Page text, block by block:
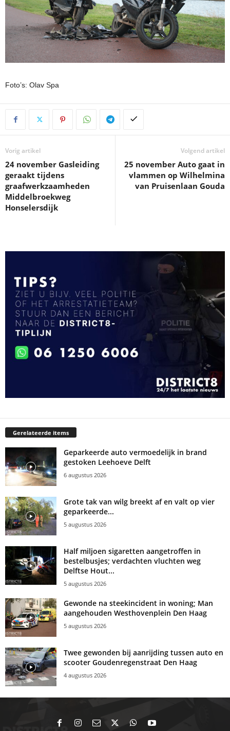
Foto’s: Olav Spa
Vorig artikel
24 november Gasleiding
geraakt tijdens
graafwerkzaamheden
Middelbroekweg
Honselersdijk
Volgend artikel
25 november Auto gaat in
vlammen op Wilhelmina
van Pruisenlaan Gouda
Gerelateerde items
Geparkeerde auto vermoedelijk in brand
gestoken Leehoeve Delft
6 augustus 2026
Grote tak van wilg breekt af en valt op vier
geparkeerde...
5 augustus 2026
Half miljoen sigaretten aangetroffen in
bestelbusjes; verdachten vluchten weg
Delftse Hout...
5 augustus 2026
Gewonde na steekincident in woning; Man
aangehouden Westhovenplein Den Haag
5 augustus 2026
Twee gewonden bij aanrijding tussen auto en
scooter Goudenregenstraat Den Haag
4 augustus 2026